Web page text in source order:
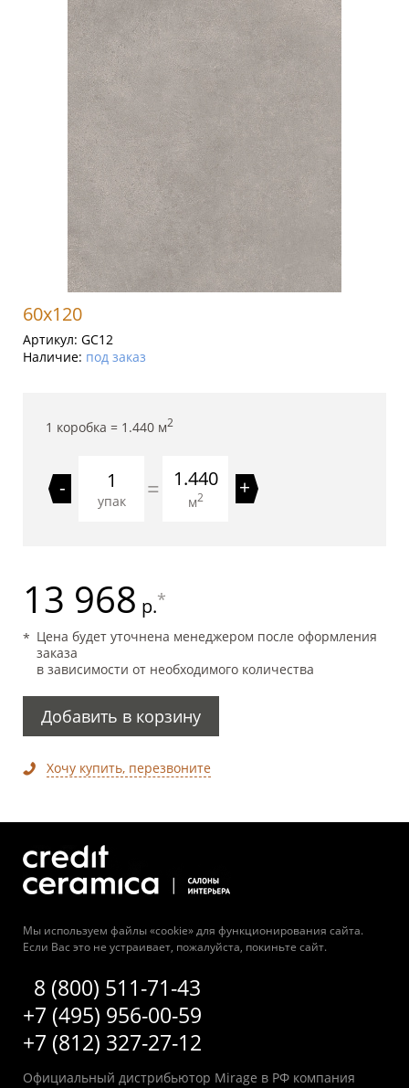
60x120
Артикул: GC12
Наличие: под заказ
1 коробка = 1.440 м2
-
упак = 1.440
м2 +
13 968 р.*
Цена будет уточнена менеджером после оформления
заказа
в зависимости от необходимого количества
Добавить в корзину
Хочу купить, перезвоните
Мы используем файлы «cookie» для функционирования сайта.
Если Вас это не устраивает, пожалуйста, покиньте сайт.
8 (800) 511-71-43
+7 (495) 956-00-59
+7 (812) 327-27-12
Официальный дистрибьютор Mirage в РФ компания